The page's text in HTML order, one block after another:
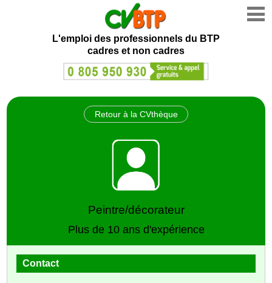
L'emploi des professionnels du BTP
cadres et non cadres
Retour à la CVthèque
Peintre/décorateur
Plus de 10 ans d'expérience
Contact